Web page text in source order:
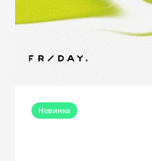
Новинка